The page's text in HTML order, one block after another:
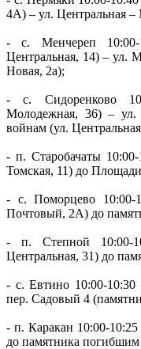
4А) – ул. Центральная
- с. Менчереп
Центральная, 14) – ул.
Новая, 2а);
- с. Сидоренково
Молодежная, 36) –
войнам (ул.
- п. Старобачаты
Томская, 11) до
- с. Поморцево 10:00-
Почтовый, 2А) до
- п. Степной 10:00-
Центральная, 31) до
- с. Евтино 10:00-10:30
пер. Садовый 4
- п. Каракан 10:00-
до памятника